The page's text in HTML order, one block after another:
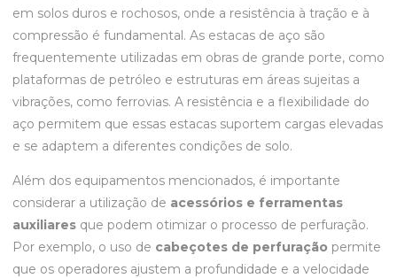
em solos duros e rochosos, onde a resistência à tração e à
compressão é fundamental. As estacas de aço são
frequentemente utilizadas em obras de grande porte, como
plataformas de petróleo e estruturas em áreas sujeitas a
vibrações, como ferrovias. A resistência e a flexibilidade do
aço permitem que essas estacas suportem cargas elevadas
e se adaptem a diferentes condições de solo.
Além dos equipamentos mencionados, é importante
considerar a utilização de acessórios e ferramentas
auxiliares que podem otimizar o processo de perfuração.
Por exemplo, o uso de cabeçotes de perfuração permite
que os operadores ajustem a profundidade e a velocidade